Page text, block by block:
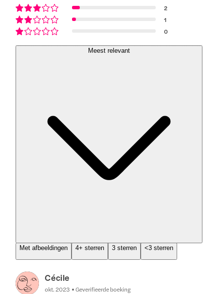
2
1
0
Meest relevant
Met afbeeldingen 4+ sterren 3 sterren <3 sterren
Cécile
okt. 2023 Geverifieerde boeking